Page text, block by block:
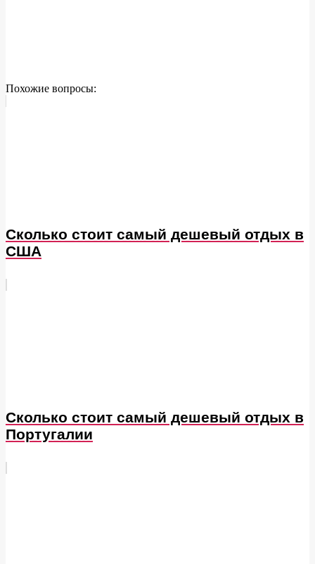
Похожие вопросы:
Сколько стоит самый дешевый отдых в
США
Сколько стоит самый дешевый отдых в
Португалии